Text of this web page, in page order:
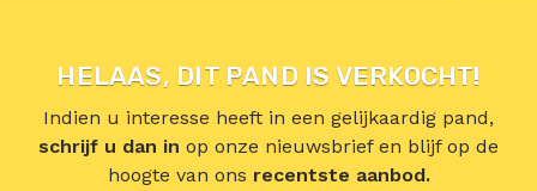
HELAAS, DIT PAND IS VERKOCHT!
Indien u interesse heeft in een gelijkaardig pand,
schrijf u dan in op onze nieuwsbrief en blijf op de
hoogte van ons recentste aanbod.